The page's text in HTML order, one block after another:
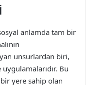
anlamda tam bir
unsurlardan biri,
Bu
yere sahip olan